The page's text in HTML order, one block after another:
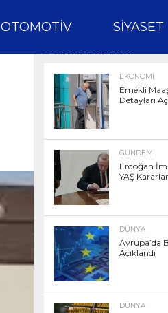
OTOMOTIV SIYASET
SON HABERLER
EKONOMI
Emekli
Detayları
GÜNDEM
Erdoğan
YAŞ
DÜNYA
Avrupa’da
Açıklandı
DÜNYA